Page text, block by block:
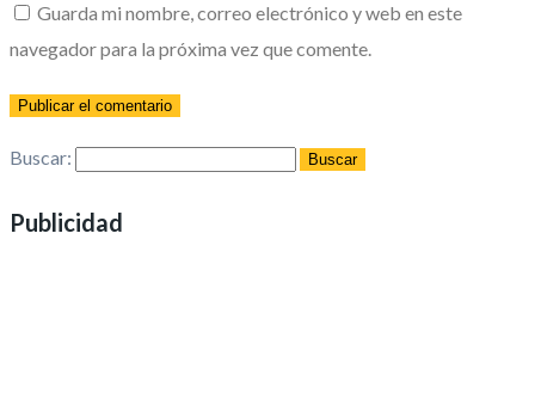
Guarda mi nombre, correo electrónico y web en este
navegador para la próxima vez que comente.
Buscar:
Publicidad